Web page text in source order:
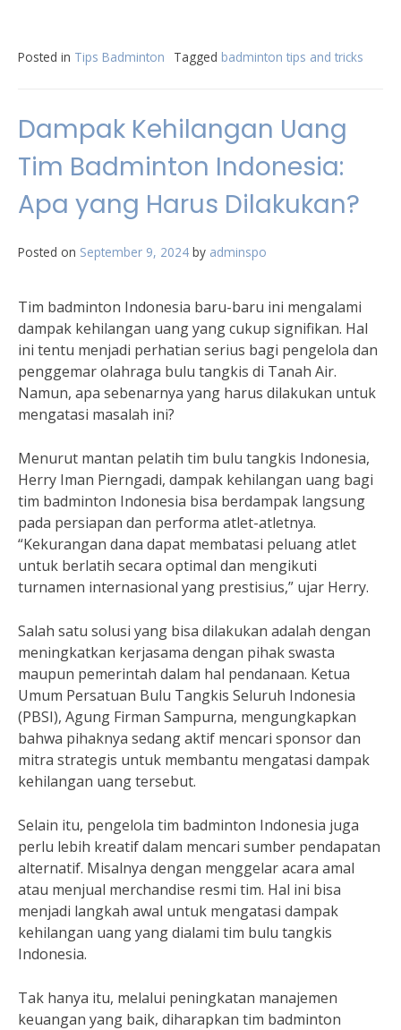
Posted in Tips Badminton Tagged badminton tips and tricks
Dampak Kehilangan Uang
Tim Badminton Indonesia:
Apa yang Harus Dilakukan?
Posted on September 9, 2024 by adminspo
Tim badminton Indonesia baru-baru ini mengalami
dampak kehilangan uang yang cukup signifikan. Hal
ini tentu menjadi perhatian serius bagi pengelola dan
penggemar olahraga bulu tangkis di Tanah Air.
Namun, apa sebenarnya yang harus dilakukan untuk
mengatasi masalah ini?
Menurut mantan pelatih tim bulu tangkis Indonesia,
Herry Iman Pierngadi, dampak kehilangan uang bagi
tim badminton Indonesia bisa berdampak langsung
pada persiapan dan performa atlet-atletnya.
“Kekurangan dana dapat membatasi peluang atlet
untuk berlatih secara optimal dan mengikuti
turnamen internasional yang prestisius,” ujar Herry.
Salah satu solusi yang bisa dilakukan adalah dengan
meningkatkan kerjasama dengan pihak swasta
maupun pemerintah dalam hal pendanaan. Ketua
Umum Persatuan Bulu Tangkis Seluruh Indonesia
(PBSI), Agung Firman Sampurna, mengungkapkan
bahwa pihaknya sedang aktif mencari sponsor dan
mitra strategis untuk membantu mengatasi dampak
kehilangan uang tersebut.
Selain itu, pengelola tim badminton Indonesia juga
perlu lebih kreatif dalam mencari sumber pendapatan
alternatif. Misalnya dengan menggelar acara amal
atau menjual merchandise resmi tim. Hal ini bisa
menjadi langkah awal untuk mengatasi dampak
kehilangan uang yang dialami tim bulu tangkis
Indonesia.
Tak hanya itu, melalui peningkatan manajemen
keuangan yang baik, diharapkan tim badminton